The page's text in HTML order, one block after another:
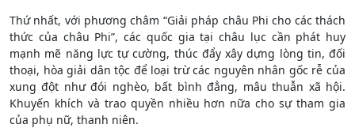
Thứ nhất, với phương châm “Giải pháp châu Phi cho các thách
thức của châu Phi”, các quốc gia tại châu lục cần phát huy
mạnh mẽ năng lực tự cường, thúc đẩy xây dựng lòng tin, đối
thoại, hòa giải dân tộc để loại trừ các nguyên nhân gốc rễ của
xung đột như đói nghèo, bất bình đẳng, mâu thuẫn xã hội.
Khuyến khích và trao quyền nhiều hơn nữa cho sự tham gia
của phụ nữ, thanh niên.